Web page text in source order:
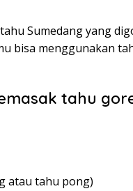
Sumedang yang
bisa menggunakan
tahu
atau tahu pong)